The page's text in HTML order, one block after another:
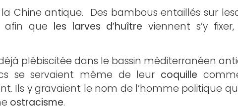
Chine antique. Des bambous entaillés sur
afin que les larves d’huître viennent s’y
plébiscitée dans le bassin méditerranéen
se servaient même de leur coquille
Ils y gravaient le nom de l’homme politique
ostracisme.